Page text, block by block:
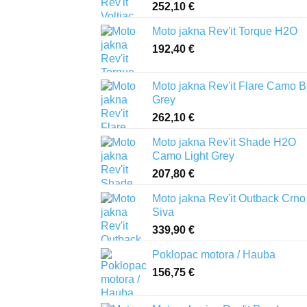
252,10 €
Moto jakna Rev'it Torque H2O
192,40 €
Moto jakna Rev'it Flare Camo
Grey
262,10 €
Moto jakna Rev'it Shade H2O
Camo Light Grey
207,80 €
Moto jakna Rev'it Outback Crno
Siva
339,90 €
Poklopac motora / Hauba
156,75 €